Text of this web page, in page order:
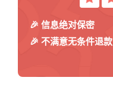
🎉 信息绝对保密
🎉 不满意无条件退款